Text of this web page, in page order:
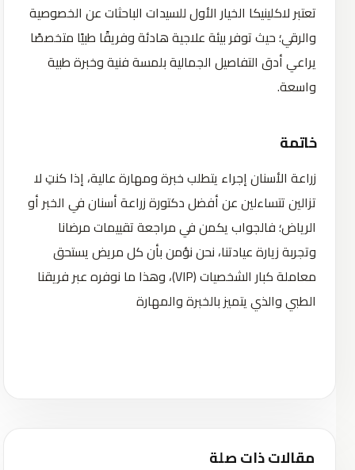
تعتبر لاكلينيكا الخيار الأول للسيدات الباحثات عن الخصوصية
والرقي؛ حيث توفر بيئة علاجية هادئة وفريقًا طبيًا متخصصًا
يراعي أدق التفاصيل الجمالية بلمسة فنية وخبرة طبية
واسعة.
خاتمة
زراعة الأسنان إجراء يتطلب خبرة ومهارة عالية، إذا كنتِ لا
تزالين تتساءلين عن أفضل دكتورة زراعة أسنان في الخبر أو
الرياض؛ فالجواب يكمن في مراجعة تقييمات مرضانا
وتجربة زيارة عيادتنا، نحن نؤمن بأن كل مريض يستحق
معاملة كبار الشخصيات (VIP)، وهذا ما نوفره عبر فريقنا
الطبي والذي يتميز بالخبرة والمهارة
مقالات ذات صلة